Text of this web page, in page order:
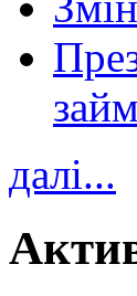
далі...